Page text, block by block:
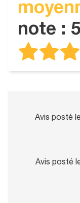
note : 5
Avis posté
Avis posté